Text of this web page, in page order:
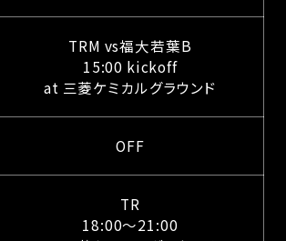
TRM vs福大若葉B
15:00 kickoff
at 三菱ケミカルグラウンド
OFF
TR
18:00〜21:00